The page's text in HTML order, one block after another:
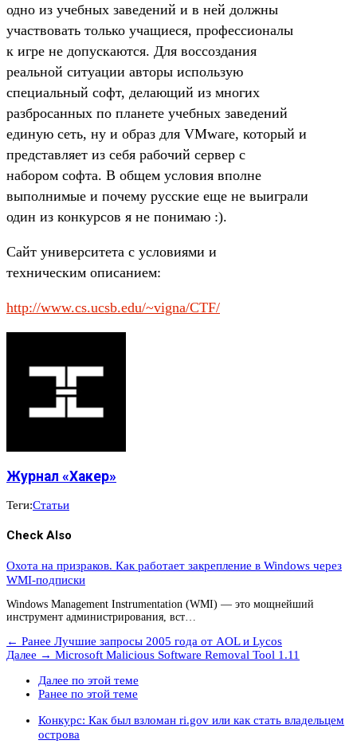
одно из учебных заведений и в ней должны
участвовать только учащиеся, профессионалы
к игре не допускаются. Для воссоздания
реальной ситуации авторы использую
специальный софт, делающий из многих
разбросанных по планете учебных заведений
единую сеть, ну и образ для VMware, который и
представляет из себя рабочий сервер с
набором софта. В общем условия вполне
выполнимые и почему русские еще не выиграли
один из конкурсов я не понимаю :).
Сайт университета с условиями и
техническим описанием:
http://www.cs.ucsb.edu/~vigna/CTF/
Журнал «Хакер»
Теги:Статьи
Check Also
Охота на призраков. Как работает закрепление в Windows через
WMI-подписки
Windows Management Instrumentation (WMI) — это мощнейший
инструмент администрирования, вст…
← Ранее Лучшие запросы 2005 года от AOL и Lycos
Далее → Microsoft Malicious Software Removal Tool 1.11
Далее по этой теме
Ранее по этой теме
Конкурс: Как был взломан ri.gov или как стать владельцем
острова